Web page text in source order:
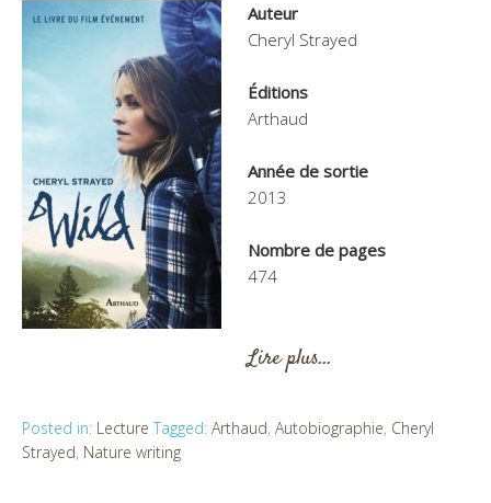
Auteur
Cheryl Strayed
Éditions
Arthaud
Année de sortie
2013
Nombre de pages
474
Lire plus…
Posted in: Lecture Tagged: Arthaud, Autobiographie, Cheryl
Strayed, Nature writing